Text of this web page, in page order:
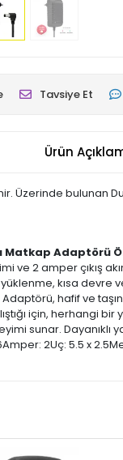
Tavsiye Et
Ürün
Üzerinde bulunan
Matkap Adaptörü
ve 2 amper çıkış
yüklenme, kısa
hafif ve
için, herhangi
sunar. Dayanıklı
2Uç: 5.5 x